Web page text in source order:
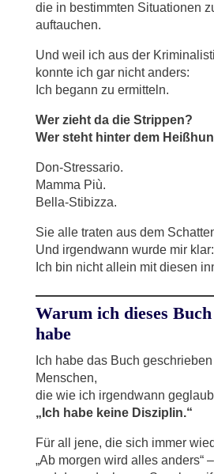
die in bestimmten Situationen
auftauchen.
Und weil ich aus der
konnte ich gar nicht anders:
Ich begann zu ermitteln.
Wer zieht da die Strippen?
Wer steht hinter dem
Don-Stressario.
Mamma Più.
Bella-Stibizza.
Sie alle traten aus dem
Und irgendwann wurde mir klar:
Ich bin nicht allein mit diesen
Warum ich dieses
habe
Ich habe das Buch
Menschen,
die wie ich irgendwann
„Ich habe keine Disziplin.“
Für all jene, die sich immer
„Ab morgen wird alles anders“ –